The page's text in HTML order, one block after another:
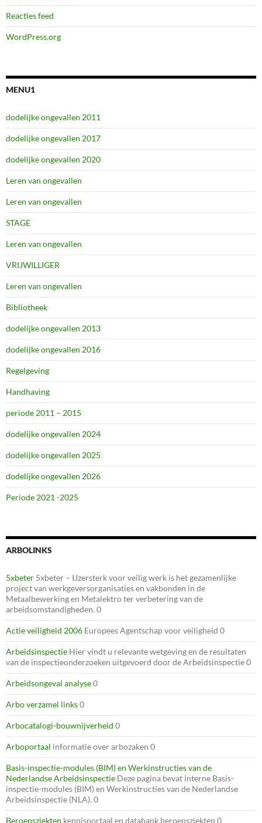
Reacties feed
WordPress.org
MENU1
dodelijke ongevallen 2011
dodelijke ongevallen 2017
dodelijke ongevallen 2020
Leren van ongevallen
Leren van ongevallen
STAGE
Leren van ongevallen
VRIJWILLIGER
Leren van ongevallen
Bibliotheek
dodelijke ongevallen 2013
dodelijke ongevallen 2016
Regelgeving
Handhaving
periode 2011 – 2015
dodelijke ongevallen 2024
dodelijke ongevallen 2025
dodelijke ongevallen 2026
Periode 2021 -2025
ARBOLINKS
5xbeter 5xbeter – IJzersterk voor veilig werk is het gezamenlijke
project van werkgeversorganisaties en vakbonden in de
Metaalbewerking en Metalektro ter verbetering van de
arbeidsomstandigheden. 0
Actie veiligheid 2006 Europees Agentschap voor veiligheid 0
Arbeidsinspectie Hier vindt u relevante wetgeving en de resultaten
van de inspectieonderzoeken uitgevoerd door de Arbeidsinspectie 0
Arbeidsongeval analyse0
Arbo verzamel links0
Arbocatalogi-bouwnijverheid 0
Arboportaal informatie over arbozaken 0
Basis-inspectie-modules (BIM) en Werkinstructies van de
Nederlandse Arbeidsinspectie Deze pagina bevat interne Basis-
inspectie-modules (BIM) en Werkinstructies van de Nederlandse
Arbeidsinspectie (NLA). 0
Beroepsziekten kennisportaal en databank beroepsziekten 0